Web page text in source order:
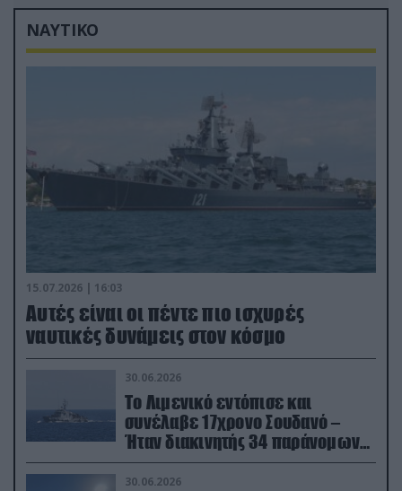
ΝΑΥΤΙΚΟ
15.07.2026 | 16:03
Aυτές είναι οι πέντε πιο ισχυρές
ναυτικές δυνάμεις στον κόσμο
30.06.2026
Το Λιμενικό εντόπισε και
συνέλαβε 17χρονο Σουδανό –
Ήταν διακινητής 34 παράνομων
μεταναστών
30.06.2026